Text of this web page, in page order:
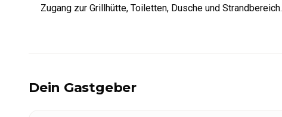
Zugang zur Grillhütte, Toiletten, Dusche und Strandbereich.
Dein Gastgeber